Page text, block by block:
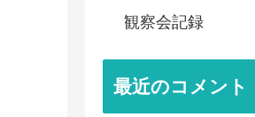
観察会記録
最近のコメント